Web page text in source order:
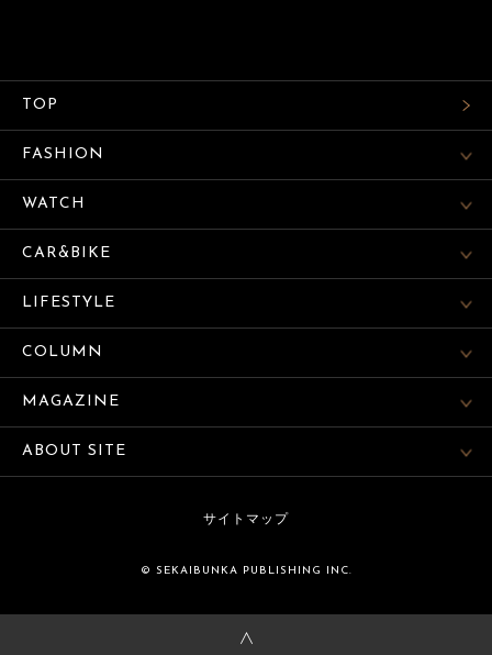
TOP
FASHION
WATCH
CAR&BIKE
LIFESTYLE
COLUMN
MAGAZINE
ABOUT SITE
サイトマップ
© SEKAIBUNKA PUBLISHING INC.